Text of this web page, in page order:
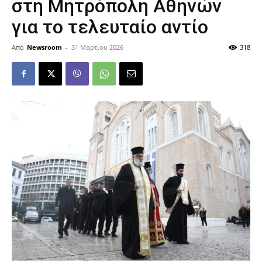
στη Μητρόπολη Αθηνών
για το τελευταίο αντίο
Από Newsroom - 31 Μαρτίου 2026 318